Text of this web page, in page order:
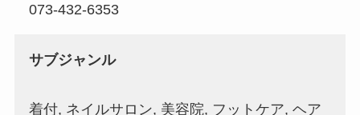
073-432-6353
サブジャンル
着付, ネイルサロン, 美容院, フットケア, ヘア